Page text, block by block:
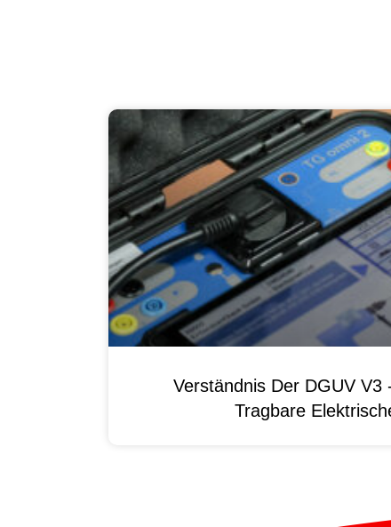
Verständnis Der DGUV V3
Tragbare